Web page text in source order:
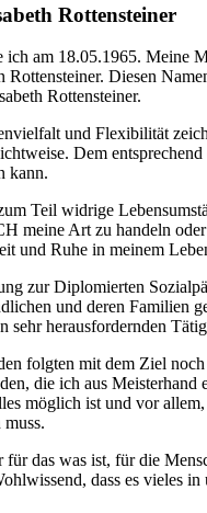
Rottensteiner
ich am 18.05.1965. Meine
Rottensteiner. Diesen
Rottensteiner.
und Flexibilität
Dem
kann.
Teil widrige
meine Art zu handeln
und Ruhe in meinem
zur Diplomierten
und deren Familien
sehr herausfordernden
folgten mit dem Ziel
die ich aus
möglich ist und vor
für das was ist, für die
dass es vieles